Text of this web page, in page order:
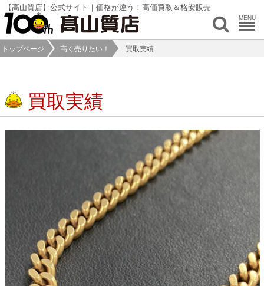
【高山質店】公式サイト｜価格が違う！高価買取＆格安販売
MENU
トップページ 高く売りたい！ 買取実績
買取実績